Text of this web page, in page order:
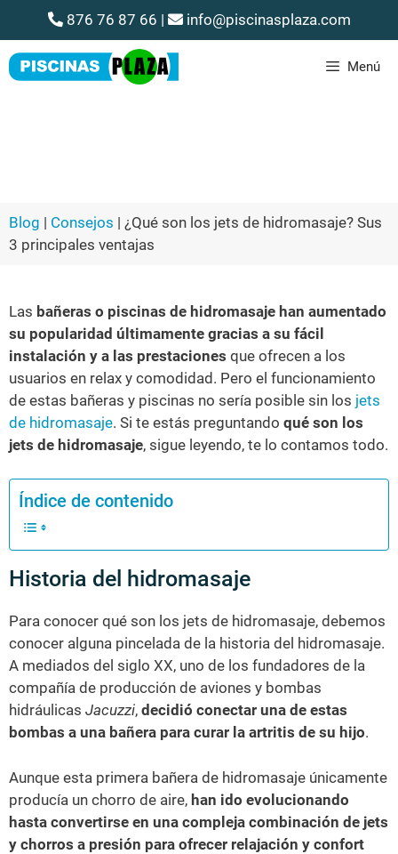
876 76 87 66 | info@piscinasplaza.com
Menú
Blog | Consejos | ¿Qué son los jets de hidromasaje? Sus
3 principales ventajas
Las bañeras o piscinas de hidromasaje han aumentado
su popularidad últimamente gracias a su fácil
instalación y a las prestaciones que ofrecen a los
usuarios en relax y comodidad. Pero el funcionamiento
de estas bañeras y piscinas no sería posible sin los jets
de hidromasaje. Si te estás preguntando qué son los
jets de hidromasaje, sigue leyendo, te lo contamos todo.
Índice de contenido
Historia del hidromasaje
Para conocer qué son los jets de hidromasaje, debemos
conocer alguna pincelada de la historia del hidromasaje.
A mediados del siglo XX, uno de los fundadores de la
compañía de producción de aviones y bombas
hidráulicas Jacuzzi, decidió conectar una de estas
bombas a una bañera para curar la artritis de su hijo.
Aunque esta primera bañera de hidromasaje únicamente
producía un chorro de aire, han ido evolucionando
hasta convertirse en una compleja combinación de jets
y chorros a presión para ofrecer relajación y confort